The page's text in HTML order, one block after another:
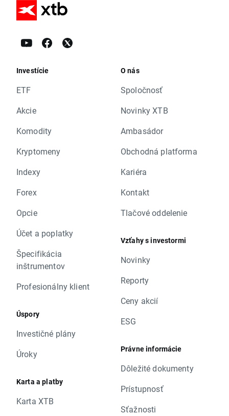
Investície
ETF
Akcie
Komodity
Kryptomeny
Indexy
Forex
Opcie
Účet a poplatky
Špecifikácia
inštrumentov
Profesionálny klient
Úspory
Investičné plány
Úroky
Karta a platby
Karta XTB
O nás
Spoločnosť
Novinky XTB
Ambasádor
Obchodná platforma
Kariéra
Kontakt
Tlačové oddelenie
Vzťahy s investormi
Novinky
Reporty
Ceny akcií
ESG
Právne informácie
Dôležité dokumenty
Prístupnosť
Sťažnosti